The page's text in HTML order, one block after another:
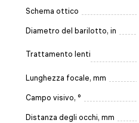
Schema ottico
Diametro del barilotto, in
Trattamento lenti
Lunghezza focale, mm
Campo visivo, °
Distanza degli occhi, mm